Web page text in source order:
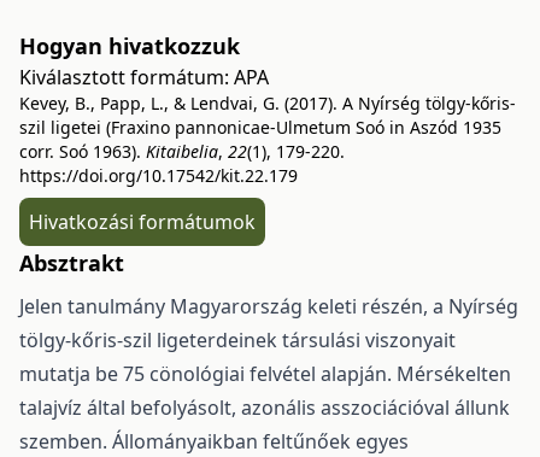
Hogyan hivatkozzuk
Kiválasztott formátum: APA
Kevey, B., Papp, L., & Lendvai, G. (2017). A Nyírség tölgy-kőris-
szil ligetei (Fraxino pannonicae-Ulmetum Soó in Aszód 1935
corr. Soó 1963). Kitaibelia, 22(1), 179-220.
https://doi.org/10.17542/kit.22.179
Hivatkozási formátumok
Absztrakt
Jelen tanulmány Magyarország keleti részén, a Nyírség
tölgy-kőris-szil ligeterde­inek társulási viszonyait
mutatja be 75 cönológiai felvétel alapján. Mérsékelten
talajvíz által befo­lyásolt, azonális asszociációval állunk
szemben. Állományaikban feltűnőek egyes